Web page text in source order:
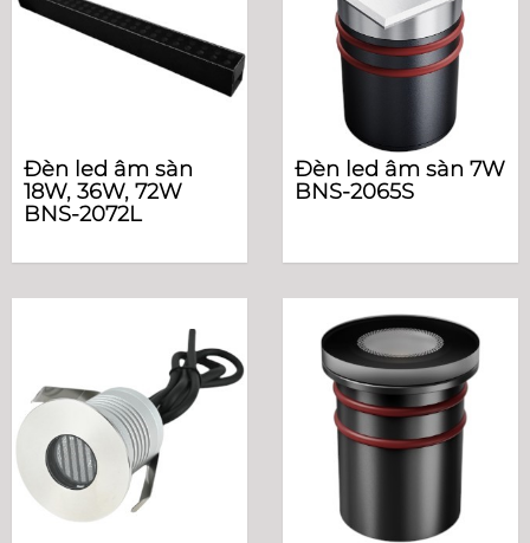
Đèn led âm sàn
18W, 36W, 72W
BNS-2072L
Đèn led âm sàn 7W
BNS-2065S